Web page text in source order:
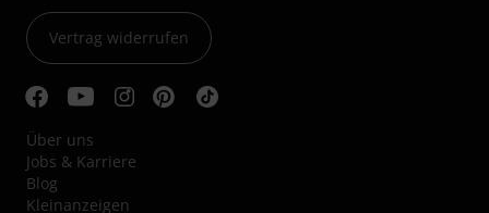
Vertrag widerrufen
Über uns
Jobs & Karriere
Blog
Kleinanzeigen